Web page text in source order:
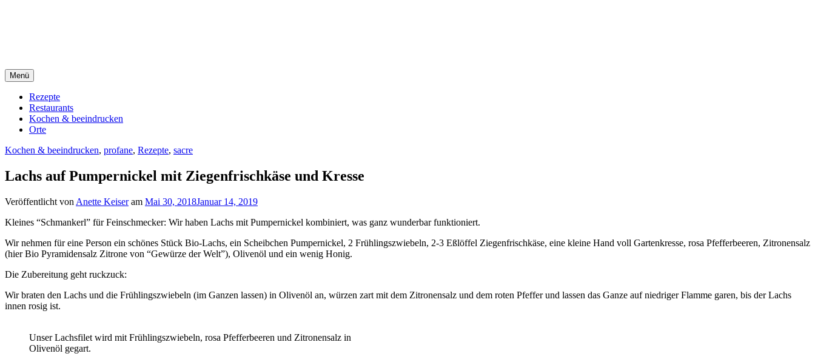
Menü
Rezepte
Restaurants
Kochen & beeindrucken
Orte
Kochen & beeindrucken, profane, Rezepte, sacre
Lachs auf Pumpernickel mit Ziegenfrischkäse und Kresse
Veröffentlicht von Anette Keiseram Mai 30, 2018Januar 14, 2019
Kleines “Schmankerl” für Feinschmecker: Wir haben Lachs mit Pumpernickel kombiniert, was ganz wunderbar funktioniert.
Wir nehmen für eine Person ein schönes Stück Bio-Lachs, ein Scheibchen Pumpernickel, 2 Frühlingszwiebeln, 2-3 Eßlöffel Ziegenfrischkäse, eine kleine Hand voll Gartenkresse, rosa Pfefferbeeren, Zitronensalz
(hier Bio Pyramidensalz Zitrone von “Gewürze der Welt”), Olivenöl und ein wenig Honig.
Die Zubereitung geht ruckzuck:
Wir braten den Lachs und die Frühlingszwiebeln (im Ganzen lassen) in Olivenöl an, würzen zart mit dem Zitronensalz und dem roten Pfeffer und lassen das Ganze auf niedriger Flamme garen, bis der Lachs
innen rosig ist.
Unser Lachsfilet wird mit Frühlingszwiebeln, rosa Pfefferbeeren und Zitronensalz in
Olivenöl gegart.